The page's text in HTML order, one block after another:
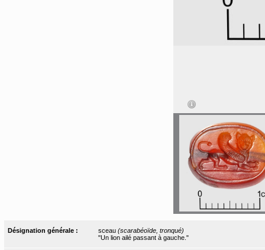
Désignation générale : sceau (scarabéoïde, tronqué)
"Un lion ailé passant à gauche."